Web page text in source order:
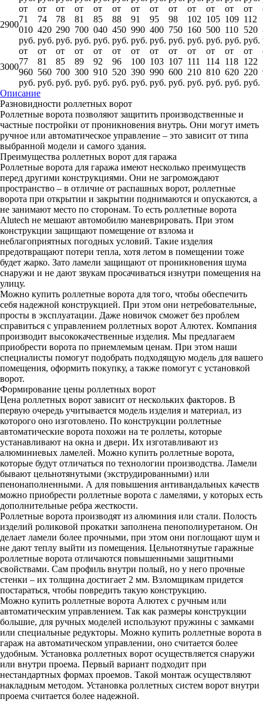
2900
от
71
010
руб.
от
74
420
руб.
от
78
290
руб.
от
81
700
руб.
от
85
040
руб.
от
88
450
руб.
от
91
990
руб.
от
95
400
руб.
от
98
750
руб.
от
102
160
руб.
от
105
500
руб.
от
109
110
руб.
от
112
520
руб.
3000
от
77
960
руб.
от
81
560
руб.
от
85
700
руб.
от
89
300
руб.
от
92
910
руб.
от
96
520
руб.
от
100
390
руб.
от
103
990
руб.
от
107
600
руб.
от
111
210
руб.
от
114
810
руб.
от
118
620
руб.
от
122
220
руб.
Описание
Разновидности роллетных ворот
Роллетные ворота позволяют защитить производственные и
частные постройки от проникновения внутрь. Они могут иметь
ручное или автоматическое управление – это зависит от типа
выбранной модели и самого здания.
Преимущества роллетных ворот для гаража
Роллетные ворота для гаража имеют несколько преимуществ
перед другими конструкциями. Они не загромождают
пространство – в отличие от распашных ворот, роллетные
ворота при открытии и закрытии поднимаются и опускаются, а
не занимают место по сторонам. То есть роллетные ворота
Alutech не мешают автомобилю маневрировать. При этом
конструкции защищают помещение от взлома и
неблагоприятных погодных условий. Такие изделия
предотвращают потери тепла, хотя летом в помещении тоже
будет жарко. Зато ламели защищают от проникновения шума
снаружи и не дают звукам просачиваться изнутри помещения на
улицу.
Можно купить роллетные ворота для того, чтобы обеспечить
себя надежной конструкцией. При этом они нетребовательные,
просты в эксплуатации. Даже новичок сможет без проблем
справиться с управлением роллетных ворот Алютех. Компания
производит высококачественные изделия. Мы предлагаем
приобрести ворота по приемлемым ценам. При этом наши
специалисты помогут подобрать подходящую модель для вашего
помещения, оформить покупку, а также помогут с установкой
ворот.
Формирование цены роллетных ворот
Цена роллетных ворот зависит от нескольких факторов. В
первую очередь учитывается модель изделия и материал, из
которого оно изготовлено. По конструкции роллетные
автоматические ворота похожи на те роллеты, которые
устанавливают на окна и двери. Их изготавливают из
алюминиевых ламелей. Можно купить роллетные ворота,
которые будут отличаться по технологии производства. Ламели
бывают цельнотянутыми (экструдированными) или
пенонаполненными. А для повышения антивандальных качеств
можно приобрести роллетные ворота с ламелями, у которых есть
дополнительные ребра жесткости.
Роллетные ворота производят из алюминия или стали. Полость
изделий роликовой прокатки заполнена пенополиуретаном. Он
делает ламели более прочными, при этом они поглощают шум и
не дают теплу выйти из помещения. Цельнотянутые гаражные
роллетные ворота отличаются повышенными защитными
свойствами. Сам профиль внутри полый, но у него прочные
стенки – их толщина достигает 2 мм. Взломщикам придется
постараться, чтобы повредить такую конструкцию.
Можно купить роллетные ворота Алютех с ручным или
автоматическим управлением. Так как размеры конструкции
большие, для ручных моделей используют пружины с замками
или специальные редукторы. Можно купить роллетные ворота в
гараж на автоматическом управлении, оно считается более
удобным. Установка роллетных ворот осуществляется снаружи
или внутри проема. Первый вариант подходит при
нестандартных формах проемов. Такой монтаж осуществляют
накладным методом. Установка роллетных систем ворот внутри
проема считается более надежной.